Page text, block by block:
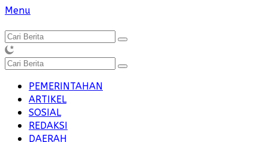
Langsung
konten
Menu
PEMERINTAHAN
ARTIKEL
SOSIAL
REDAKSI
DAERAH